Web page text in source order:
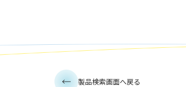
製品検索画面へ戻る